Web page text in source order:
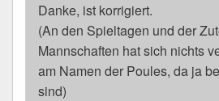
Danke, ist korrigiert.
(An den Spieltagen und der
Mannschaften hat sich nichts
am Namen der Poules, da ja
sind)